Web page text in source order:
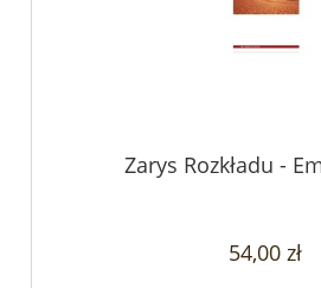
Zarys Rozkładu -
54,00 zł